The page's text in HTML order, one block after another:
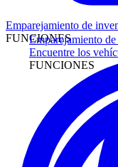
Emparejamiento
Encuentre los
FUNCIONES
Emparejamiento de
FUNCIONES